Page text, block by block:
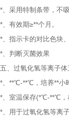
*、采用特制条带，不
*、有效期≥**个月。
*、指示卡的对比色块
*、判断灭菌效果
五、过氧化氢等离子
*、**℃-**℃，培养**小
*、室温保存(*℃-**℃，
*、用于过氧化氢等离